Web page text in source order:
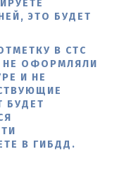
ЭТО БУДЕТ
В СТС
НЕ ОФОРМЛЯЛИ
И НЕ
БУДЕТ
В ГИБДД.